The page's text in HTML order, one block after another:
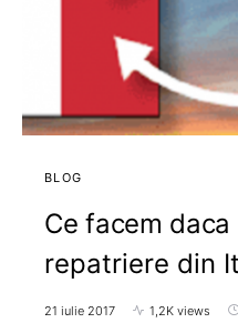
BLOG
Ce facem
repatriere din
21 iulie 2017 1,2K views